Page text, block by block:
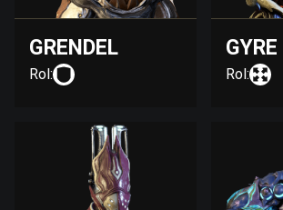
GRENDEL
Rol:
GYRE
Rol: